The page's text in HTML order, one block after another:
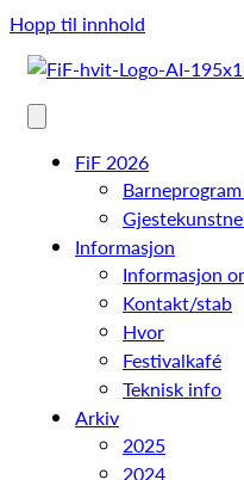
Hopp til innhold
FiF 2026
Informasjon
Informasjon
Kontakt/stab
Hvor
Festivalkafé
Teknisk info
Arkiv
2025
2024